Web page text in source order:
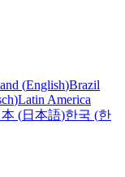
(English)Brazil
)Latin America
本 (日本語)한국 (한